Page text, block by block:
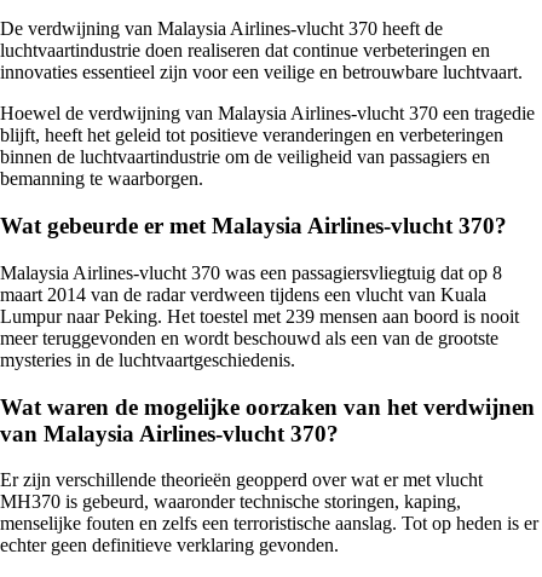
De verdwijning van Malaysia Airlines-vlucht 370 heeft de
luchtvaartindustrie doen realiseren dat continue verbeteringen en
innovaties essentieel zijn voor een veilige en betrouwbare luchtvaart.
Hoewel de verdwijning van Malaysia Airlines-vlucht 370 een tragedie
blijft, heeft het geleid tot positieve veranderingen en verbeteringen
binnen de luchtvaartindustrie om de veiligheid van passagiers en
bemanning te waarborgen.
Wat gebeurde er met Malaysia Airlines-vlucht 370?
Malaysia Airlines-vlucht 370 was een passagiersvliegtuig dat op 8
maart 2014 van de radar verdween tijdens een vlucht van Kuala
Lumpur naar Peking. Het toestel met 239 mensen aan boord is nooit
meer teruggevonden en wordt beschouwd als een van de grootste
mysteries in de luchtvaartgeschiedenis.
Wat waren de mogelijke oorzaken van het verdwijnen
van Malaysia Airlines-vlucht 370?
Er zijn verschillende theorieën geopperd over wat er met vlucht
MH370 is gebeurd, waaronder technische storingen, kaping,
menselijke fouten en zelfs een terroristische aanslag. Tot op heden is er
echter geen definitieve verklaring gevonden.